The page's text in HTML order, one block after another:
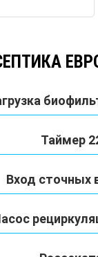
Таймер
Вход сточных